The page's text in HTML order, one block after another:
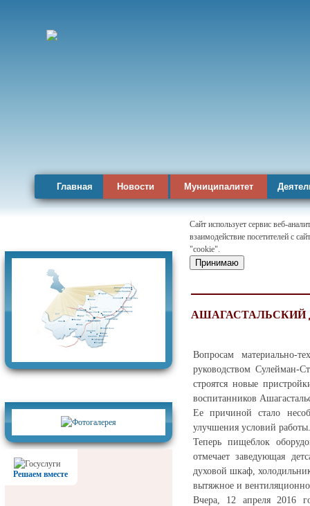
Главная Новости Муниципалитет
Решаем вместе
Сайт использует сервис веб-
взаимодействие посетителей с
"cookie".
Принимаю
Вопросам материально-
руководством Сулейман-
строятся новые
воспитанников
Ее причиной стало
улучшения условий работы.
Теперь пищеблок
отмечает заведующая
духовой шкаф,
вытяжное и
Вчера, 12 апреля 2016